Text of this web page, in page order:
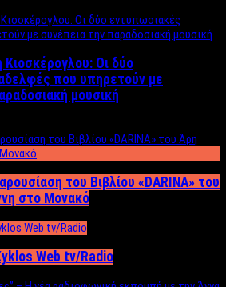
Κιοσκέρογλου: Οι δύο
που υπηρετούν με
μουσική
του Βιβλίου «DARINA» του
στο Μονακό
Web tv/Radio